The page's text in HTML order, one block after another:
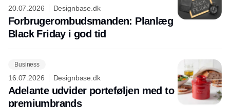
20.07.2026 Designbase.dk
Forbrugerombudsmanden: Planlæg
Black Friday i god tid
Business
16.07.2026 Designbase.dk
Adelante udvider porteføljen med to
premiumbrands